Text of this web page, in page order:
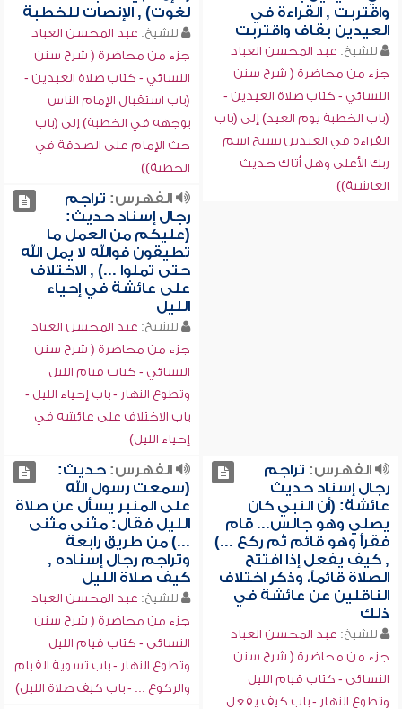
واقتربت , القراءة في
العيدين بقاف واقتربت
للشيخ: عبد المحسن العباد
جزء من محاضرة ( شرح سنن
النسائي - كتاب صلاة العيدين -
(باب الخطبة يوم العيد) إلى (باب
القراءة في العيدين بسبح اسم
ربك الأعلى وهل أتاك حديث
الغاشية))
لغوت) , الإنصات للخطبة
للشيخ: عبد المحسن العباد
جزء من محاضرة ( شرح سنن
النسائي - كتاب صلاة العيدين -
(باب استقبال الإمام الناس
بوجهه في الخطبة) إلى (باب
حث الإمام على الصدقة في
الخطبة))
الفهرس: تراجم
رجال إسناد حديث:
(عليكم من العمل ما
تطيقون فوالله لا يمل الله
حتى تملوا ...) , الاختلاف
على عائشة في إحياء
الليل
للشيخ: عبد المحسن العباد
جزء من محاضرة ( شرح سنن
النسائي - كتاب قيام الليل
وتطوع النهار - باب إحياء الليل -
باب الاختلاف على عائشة في
إحياء الليل)
الفهرس: تراجم
رجال إسناد حديث
عائشة: (أن النبي كان
يصلي وهو جالس... قام
فقرأ وهو قائم ثم ركع ...)
, كيف يفعل إذا افتتح
الصلاة قائماً، وذكر اختلاف
الناقلين عن عائشة في
ذلك
للشيخ: عبد المحسن العباد
جزء من محاضرة ( شرح سنن
النسائي - كتاب قيام الليل
وتطوع النهار - باب كيف يفعل
الفهرس:حديث:
(سمعت رسول الله
على المنبر يسأل عن صلاة
الليل فقال: مثنى مثنى
...) من طريق رابعة
وتراجم رجال إسناده ,
كيف صلاة الليل
للشيخ: عبد المحسن العباد
جزء من محاضرة ( شرح سنن
النسائي - كتاب قيام الليل
وتطوع النهار - باب تسوية القيام
والركوع ... - باب كيف صلاة الليل)